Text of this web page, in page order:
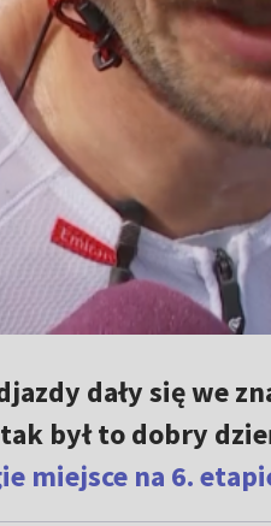
dały się we
był to dobry
miejsce na 6.